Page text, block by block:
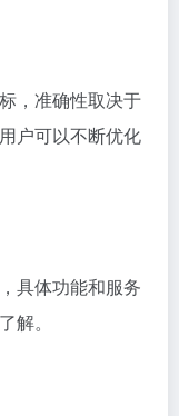
，准确性取决于
户可以不断优化
具体功能和服务
解。